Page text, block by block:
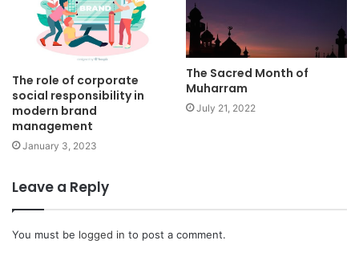
The role of corporate
social responsibility in
modern brand
management
January 3, 2023
The Sacred Month of
Muharram
July 21, 2022
Leave a Reply
You must be logged in to post a comment.